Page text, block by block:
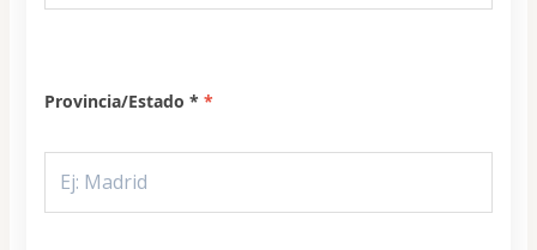
Provincia/Estado *